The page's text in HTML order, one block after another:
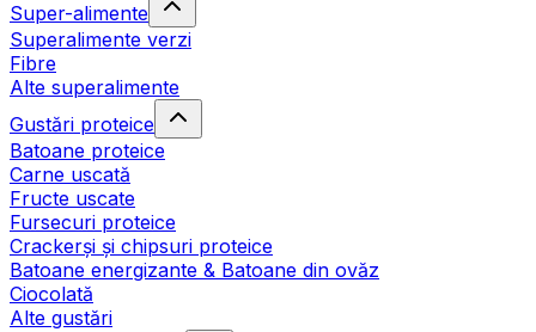
Super-alimente
Superalimente verzi
Fibre
Alte superalimente
Gustări proteice
Batoane proteice
Carne uscată
Fructe uscate
Fursecuri proteice
Crackerși și chipsuri proteice
Batoane energizante & Batoane din ovăz
Ciocolată
Alte gustări